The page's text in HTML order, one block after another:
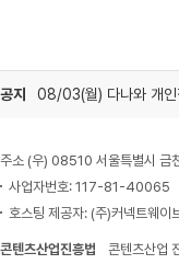
공지
주소 (우) 08510 서울특별시 금
사업자번호: 117-81-40065
호스팅 제공자: (주)커넥트웨이
콘텐츠산업진흥법 콘텐츠산업